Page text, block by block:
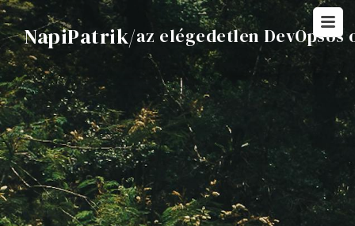
NapiPatrik/az elégedetlen DevOpsos